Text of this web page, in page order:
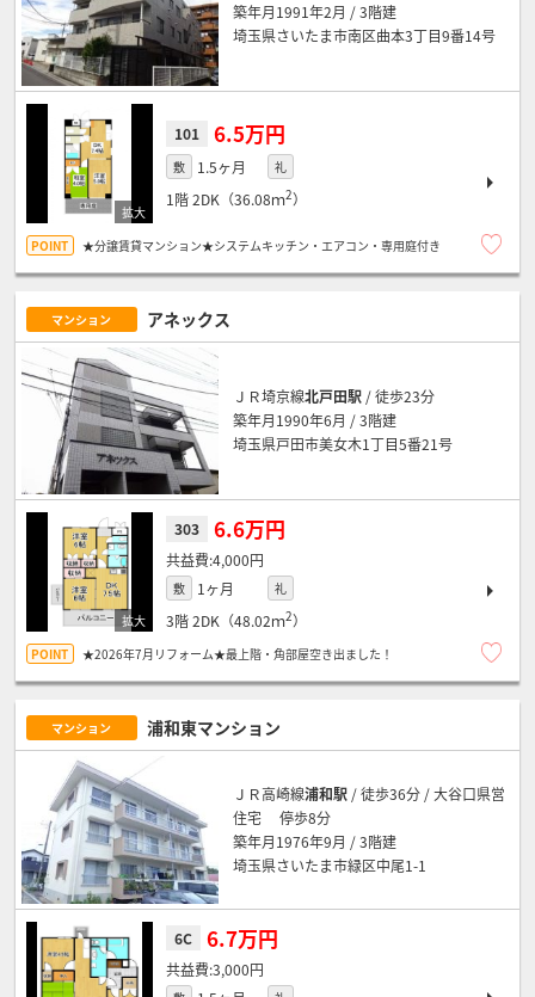
築年月1991年2月 / 3階建
埼玉県さいたま市南区曲本3丁目9番14号
101 6.5万円
敷 1.5ヶ月 礼
1階2DK（36.08ｍ2）
★分譲賃貸マンション★システムキッチン・エアコン・専用庭付き
マンション アネックス
ＪＲ埼京線北戸田駅 / 徒歩23分
築年月1990年6月 / 3階建
埼玉県戸田市美女木1丁目5番21号
303 6.6万円
4,000円
敷 1ヶ月 礼
3階2DK（48.02ｍ2）
★2026年7月リフォーム★最上階・角部屋空き出ました！
マンション 浦和東マンション
ＪＲ高崎線浦和駅 / 徒歩36分 / 大谷口県営
住宅 停歩8分
築年月1976年9月 / 3階建
埼玉県さいたま市緑区中尾1-1
6C 6.7万円
3,000円